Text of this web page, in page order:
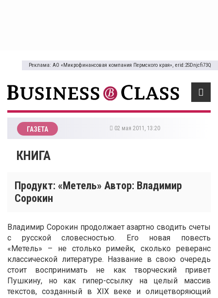
Реклама: АО «Микрофинансовая компания Пермского края», erid:2SDnjcfi73Q
ГАЗЕТА 02 мая 2011, 13:20
КНИГА
Продукт: «Метель» Автор: Владимир
Сорокин
Владимир Сорокин продолжает азартно сводить счеты
с русской словесностью. Его новая повесть
«Метель» – не столько римейк, сколько реверанс
классической литературе. Название в свою очередь
стоит воспринимать не как творческий привет
Пушкину, но как гипер-ссылку на целый массив
текстов, созданный в XIX веке и олицетворяющий